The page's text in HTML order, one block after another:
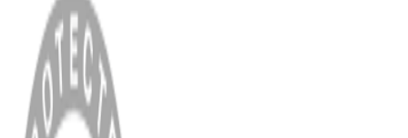
Anasayfa
Hakkımızda
Blog
MÜŞTERİ HİZMETLERİ